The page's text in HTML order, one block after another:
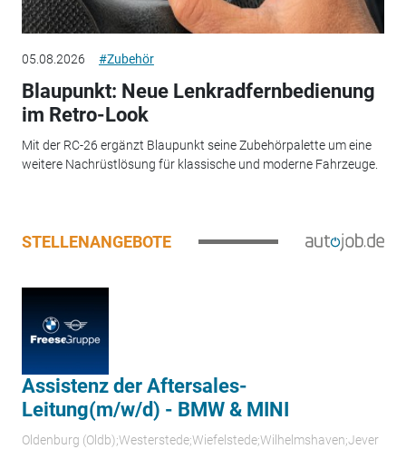
05.08.2026 #Zubehör
Blaupunkt: Neue Lenkradfernbedienung
im Retro-Look
Mit der RC-26 ergänzt Blaupunkt seine Zubehörpalette um eine
weitere Nachrüstlösung für klassische und moderne Fahrzeuge.
STELLENANGEBOTE
Assistenz der Aftersales-
Leitung(m/w/d) - BMW & MINI
Oldenburg (Oldb);Westerstede;Wiefelstede;Wilhelmshaven;Jever